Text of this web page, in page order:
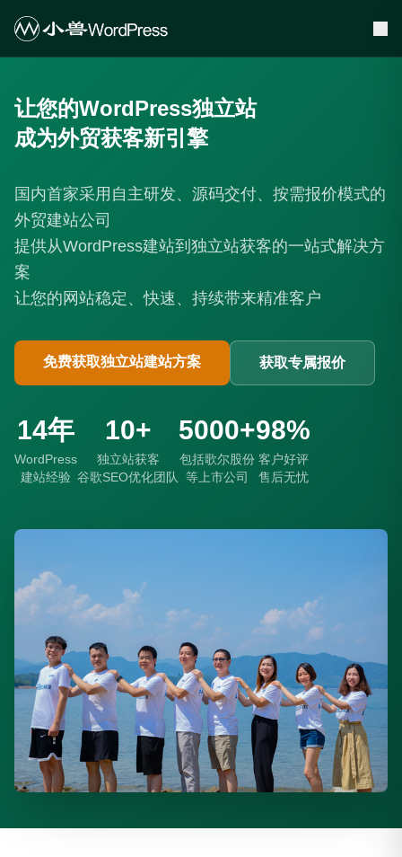
让您的WordPress独立站
成为外贸获客新引擎
国内首家采用自主研发、源码交付、按需报价模式的
外贸建站公司
提供从WordPress建站到独立站获客的一站式解决方
案
让您的网站稳定、快速、持续带来精准客户
免费获取独立站建站方案 获取专属报价
14年
WordPress
建站经验
10+
独立站获客
谷歌SEO优化团队
5000+
包括歌尔股份
等上市公司
98%
客户好评
售后无忧